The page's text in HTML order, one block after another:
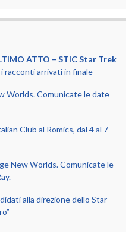
ATTO – STIC Star Trek
racconti arrivati in finale
Worlds. Comunicate le date
Club al Romics, dal 4 al 7
New Worlds. Comunicate le
alla direzione dello Star